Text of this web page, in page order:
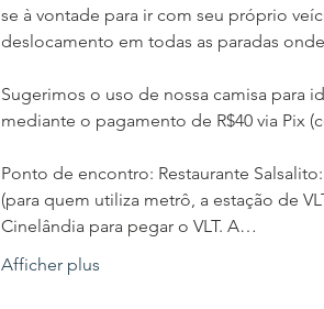
se à vontade para ir com seu próprio
deslocamento em todas as paradas
Sugerimos o uso de nossa camisa para
mediante o pagamento de R$40 via Pix
Ponto de encontro: Restaurante
(para quem utiliza metrô, a estação de
Cinelândia para pegar o VLT. A…
Afficher plus